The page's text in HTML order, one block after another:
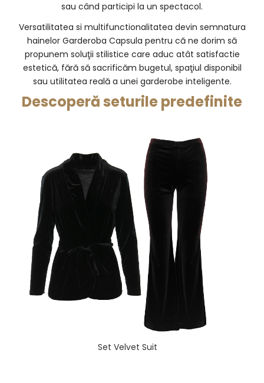
sau când participi la un spectacol.
Versatilitatea si multifunctionalitatea devin semnatura
hainelor Garderoba Capsula pentru că ne dorim să
propunem soluţii stilistice care aduc atât satisfactie
estetică, fără să sacrificăm bugetul, spaţiul disponibil
sau utilitatea reală a unei garderobe inteligente.
Descoperă seturile predefinite
Set Velvet Suit